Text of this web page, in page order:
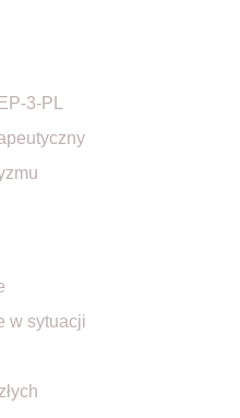
3-PL
w sytuacji